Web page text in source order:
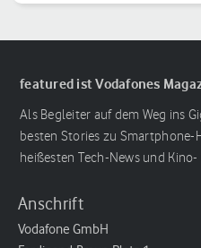
featured ist Vodafones
Als Begleiter auf dem Weg ins
besten Stories zu Smartphone-
heißesten Tech-News und
Anschrift
Vodafone GmbH